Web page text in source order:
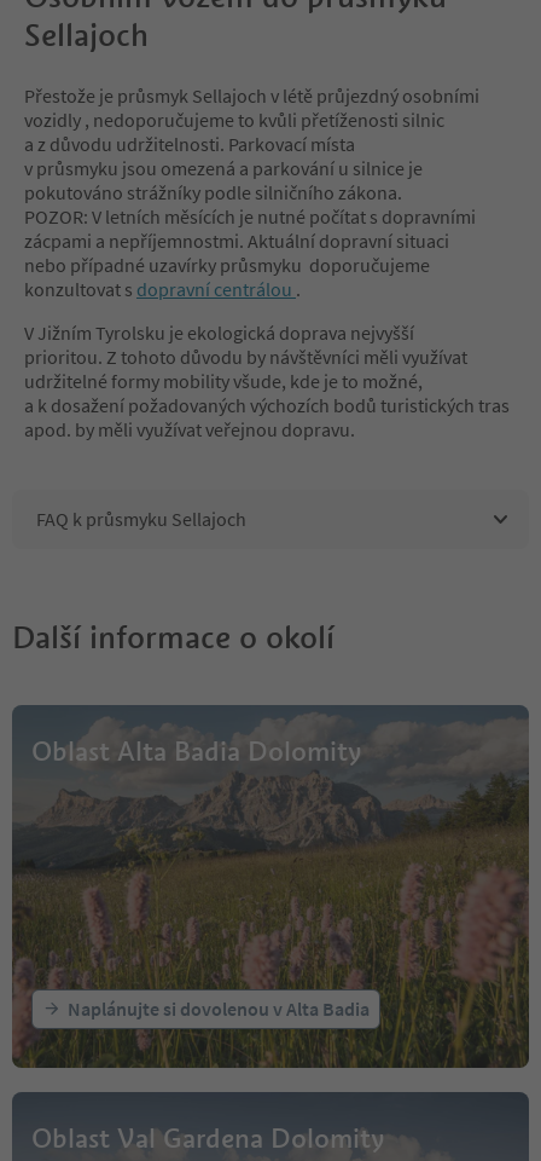
Sellajoch
Přestože je průsmyk Sellajoch v létě průjezdný osobními
vozidly , nedoporučujeme to kvůli přetíženosti silnic
a z důvodu udržitelnosti. Parkovací místa
v průsmyku jsou omezená a parkování u silnice je
pokutováno strážníky podle silničního zákona.
POZOR: V letních měsících je nutné počítat s dopravními
zácpami a nepříjemnostmi. Aktuální dopravní situaci
nebo případné uzavírky průsmyku doporučujeme
konzultovat s dopravní centrálou .
V Jižním Tyrolsku je ekologická doprava nejvyšší
prioritou. Z tohoto důvodu by návštěvníci měli využívat
udržitelné formy mobility všude, kde je to možné,
a k dosažení požadovaných výchozích bodů turistických tras
apod. by měli využívat veřejnou dopravu.
FAQ k průsmyku Sellajoch
Další informace o okolí
Oblast Alta Badia Dolomity
Naplánujte si dovolenou v Alta Badia
Oblast Val Gardena Dolomity